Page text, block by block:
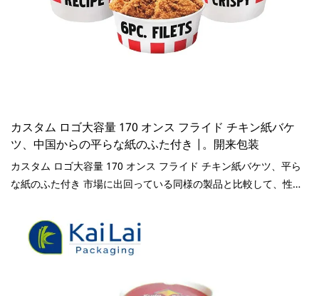
カスタム ロゴ大容量 170 オンス フライド チキン紙バケ
ツ、中国からの平らな紙のふた付き |。開来包装
カスタム ロゴ大容量 170 オンス フライド チキン紙バケツ、平ら
な紙のふた付き 市場に出回っている同様の製品と比較して、性
高い評価を得ています。KaiLai Packaging は要約します。過去の
製品の欠陥を修正し、継続的に改善します。カスタムロゴの大容
量170オンスフライドチキン紙バケツの仕様は、平らな紙の蓋が付